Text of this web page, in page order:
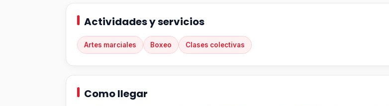
Actividades y servicios
Artes marciales Boxeo Clases colectivas
Como llegar